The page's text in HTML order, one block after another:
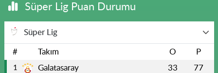
Süper Lig Puan Durumu
Süper Lig
# Takım O P
1 Galatasaray 33 77